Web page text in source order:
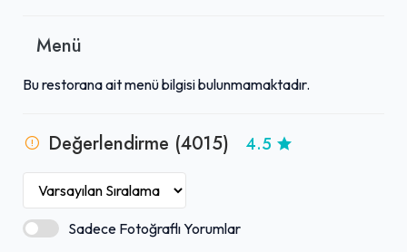
yansıtan ayrıcalıklı tatlardan biridir. Mekanın otantik
dinlenme ve lezzet molası imkanı sunmaktadır. Hatay'a
geleneksel tatları ve sıcak karşılamasıyla unutulmaz anılar
bırakmaktadır.
Menü
Bu restorana ait menü bilgisi bulunmamaktadır.
Değerlendirme (4015) 4.5
Sadece Fotoğraflı Yorumlar